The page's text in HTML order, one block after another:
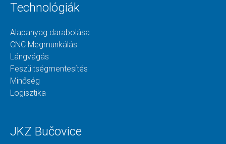
Technológiák
Alapanyag darabolása
CNC Megmunkálás
Lángvágás
Feszültségmentesítés
Minőség
Logisztika
JKZ Bučovice